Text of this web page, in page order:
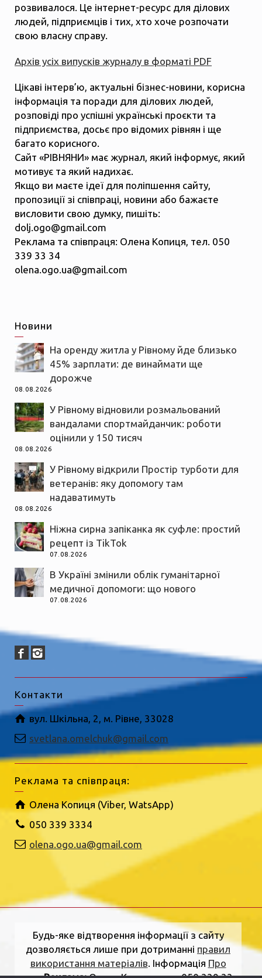
розвивалося. Це інтернет-ресурс для ділових
людей, підприємців і тих, хто хоче розпочати
свою власну справу.
Архів усіх випусків журналу в форматі PDF
Цікаві інтерв’ю, актуальні бізнес-новини, корисна
інформація та поради для ділових людей,
розповіді про успішні українські проєкти та
підприємства, досьє про відомих рівнян і ще
багато корисного.
Сайт «РІВНЯНИ» має журнал, який інформує, який
мотивує та який надихає.
Якщо ви маєте ідеї для поліпшення сайту,
пропозиції зі співпраці, новини або бажаєте
висловити свою думку, пишіть:
dolj.ogo@gmail.com
Реклама та співпраця: Олена Копиця, тел. 050
339 33 34
olena.ogo.ua@gmail.com
Новини
На оренду житла у Рівному йде близько
45% зарплати: де винаймати ще
дорожче
08.08.2026
У Рівному відновили розмальований
вандалами спортмайданчик: роботи
оцінили у 150 тисяч
08.08.2026
У Рівному відкрили Простір турботи для
ветеранів: яку допомогу там
надаватимуть
08.08.2026
Ніжна сирна запіканка як суфле: простий
рецепт із TikTok
07.08.2026
В Україні змінили облік гуманітарної
медичної допомоги: що нового
07.08.2026
Контакти
вул. Шкільна, 2, м. Рівне, 33028
svetlana.omelchuk@gmail.com
Реклама та співпраця:
Олена Копиця (Viber, WatsApp)
050 339 3334
olena.ogo.ua@gmail.com
Будь-яке відтворення інформації з сайту
дозволяється лише при дотриманні правил
використання матеріалів. Інформація Про